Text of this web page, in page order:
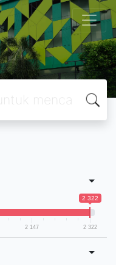
2 322
2 147 2 322